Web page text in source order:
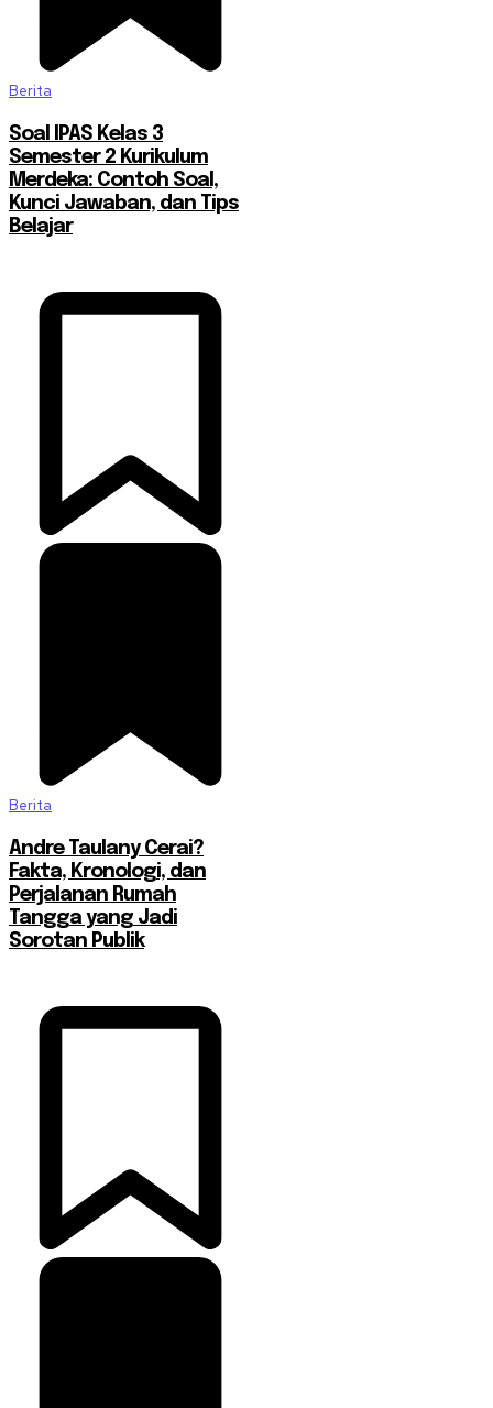
Berita
Soal IPAS Kelas 3
Semester 2 Kurikulum
Merdeka: Contoh Soal,
Kunci Jawaban, dan Tips
Belajar
Berita
Andre Taulany Cerai?
Fakta, Kronologi, dan
Perjalanan Rumah
Tangga yang Jadi
Sorotan Publik